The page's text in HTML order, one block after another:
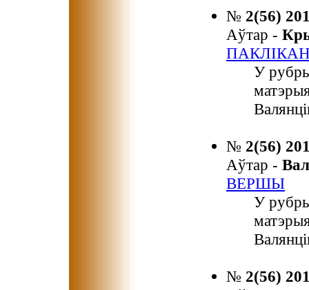
№ 2(56)
Аўтар -
У
№ 2(56)
Аўтар -
ВЕРШЫ
У
№ 2(56)